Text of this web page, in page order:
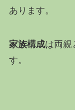
あります。
家族構成は両親
す。